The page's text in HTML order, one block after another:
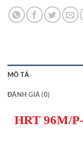
MÔ TẢ
ĐÁNH GIÁ (0)
HRT 96M/